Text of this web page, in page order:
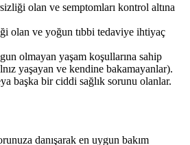
olan ve semptomları kontrol altına
olan ve yoğun tıbbi tedaviye ihtiyaç
olmayan yaşam koşullarına sahip
yaşayan ve kendine bakamayanlar).
başka bir ciddi sağlık sorunu olanlar.
danışarak en uygun bakım